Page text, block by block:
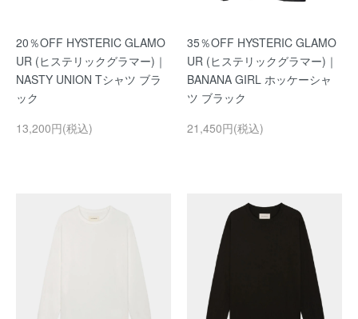
20％OFF HYSTERIC GLAMO
UR (ヒステリックグラマー)｜
NASTY UNION Tシャツ ブラ
ック
13,200円(税込)
35％OFF HYSTERIC GLAMO
UR (ヒステリックグラマー)｜
BANANA GIRL ホッケーシャ
ツ ブラック
21,450円(税込)